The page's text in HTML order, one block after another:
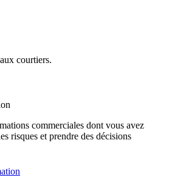
courtiers.
commerciales dont vous avez
risques et prendre des décisions